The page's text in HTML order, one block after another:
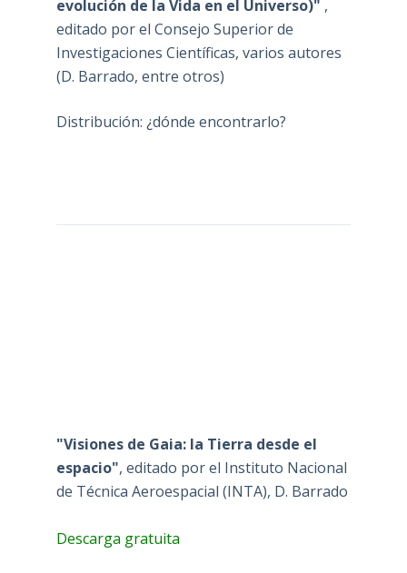
evolución de la Vida en el Universo)" ,
editado por el Consejo Superior de
Investigaciones Científicas, varios autores
(D. Barrado, entre otros)
Distribución: ¿dónde encontrarlo?
"Visiones de Gaia: la Tierra desde el
espacio", editado por el Instituto Nacional
de Técnica Aeroespacial (INTA), D. Barrado
Descarga gratuita